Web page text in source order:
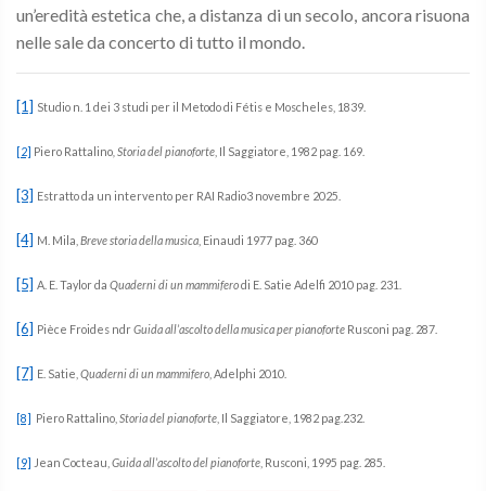
un’eredità estetica che, a distanza di un secolo, ancora risuona
nelle sale da concerto di tutto il mondo.
[1] Studio n. 1 dei 3 studi per il Metodo di Fétis e Moscheles, 1839.
[2] Piero Rattalino , Storia del pianoforte , Il Saggiatore, 1982 pag. 169.
[3] Estratto da un intervento per RAI Radio3 novembre 2025.
[4] M. Mila, Breve storia della musica , Einaudi 1977 pag. 360
[5] A. E. Taylor da Quaderni di un mammiferodi E. Satie Adelfi 2010 pag. 231.
[6] Pièce Froides ndrGuida all’ascolto della musica per pianoforte Rusconi pag. 287.
[7] E. Satie, Quaderni di un mammifero , Adelphi 2010.
[8] Piero Rattalino, Storia del pianoforte , Il Saggiatore, 1982 pag.232.
[9] Jean Cocteau, Guida all’ascolto del pianoforte , Rusconi, 1995 pag. 285.